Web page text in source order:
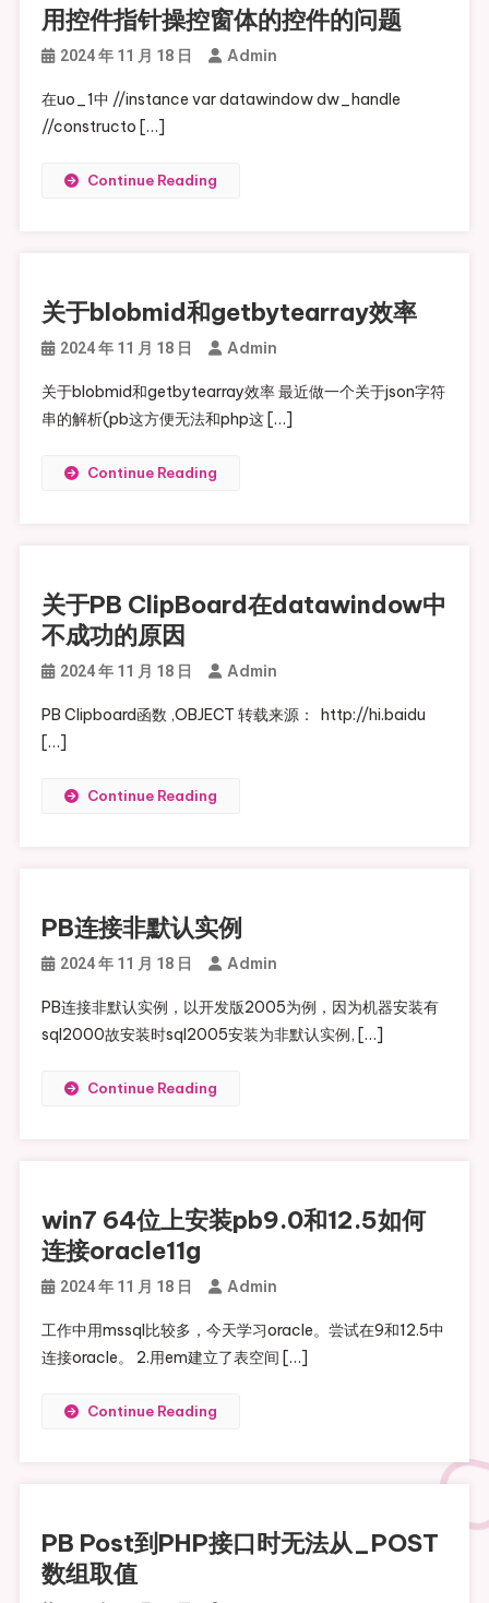
用控件指针操控窗体的控件的问题
2024 年 11 月 18 日 Admin
在uo_1中 //instance var datawindow dw_handle
//constructo […]
Continue Reading
关于blobmid和getbytearray效率
2024 年 11 月 18 日 Admin
关于blobmid和getbytearray效率 最近做一个关于json字符
串的解析(pb这方便无法和php这 […]
Continue Reading
关于PB ClipBoard在datawindow中
不成功的原因
2024 年 11 月 18 日 Admin
PB Clipboard函数 ,OBJECT 转载来源： http://hi.baidu
[…]
Continue Reading
PB连接非默认实例
2024 年 11 月 18 日 Admin
PB连接非默认实例，以开发版2005为例，因为机器安装有
sql2000故安装时sql2005安装为非默认实例, […]
Continue Reading
win7 64位上安装pb9.0和12.5如何
连接oracle11g
2024 年 11 月 18 日 Admin
工作中用mssql比较多，今天学习oracle。尝试在9和12.5中
连接oracle。 2.用em建立了表空间 […]
Continue Reading
PB Post到PHP接口时无法从_POST
数组取值